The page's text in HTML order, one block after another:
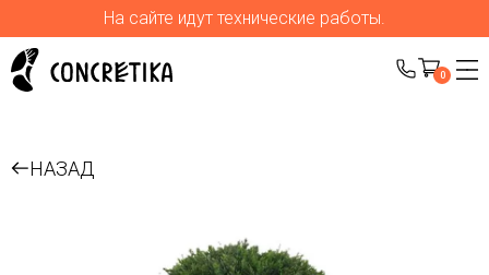
На сайте идут технические работы.
0
НАЗАД